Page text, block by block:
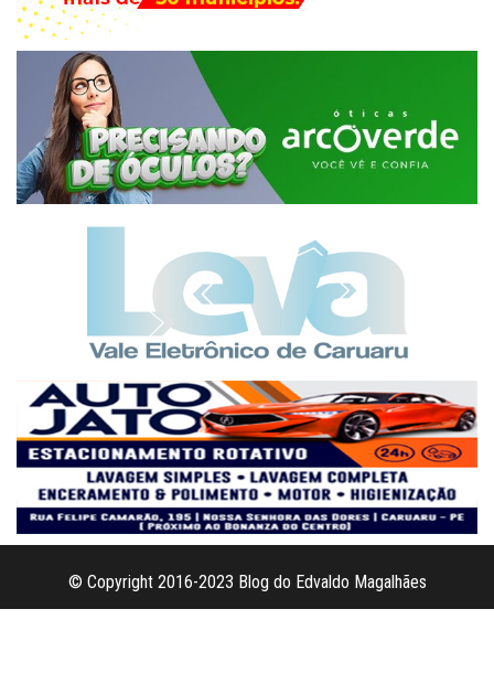
© Copyright 2016-2023 Blog do Edvaldo Magalhães